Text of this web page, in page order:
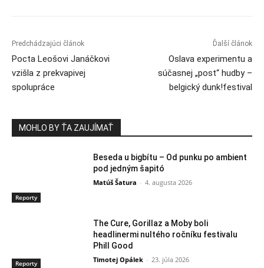
Predchádzajúci článok
Pocta Leošovi Janáčkovi
vzišla z prekvapivej
spolupráce
Ďalší článok
Oslava experimentu a
súčasnej „post“ hudby –
belgický dunk!festival
MOHLO BY ŤA ZAUJÍMAŤ
Reporty
Beseda u bigbítu – Od punku po ambient
pod jedným šapitó
Matúš Šatura - 4. augusta 2026
Reporty
The Cure, Gorillaz a Moby boli
headlinermi nultého ročníku festivalu
Phill Good
Timotej Opálek - 23. júla 2026